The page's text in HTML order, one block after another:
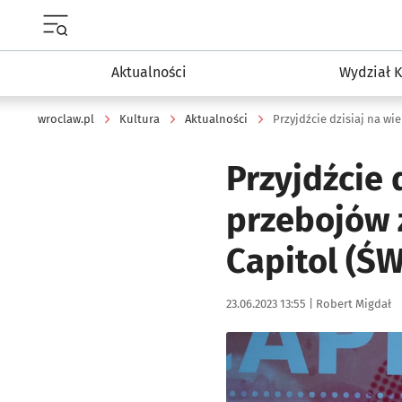
Aktualności Wydział
wroclaw.pl Kultura Aktualności
Przyjdźcie
przebojów
Capitol
Data publikacji:
23.06.2023 13:55 | Autor:
Robert Migdał
Kliknij, aby zobaczyć galerię